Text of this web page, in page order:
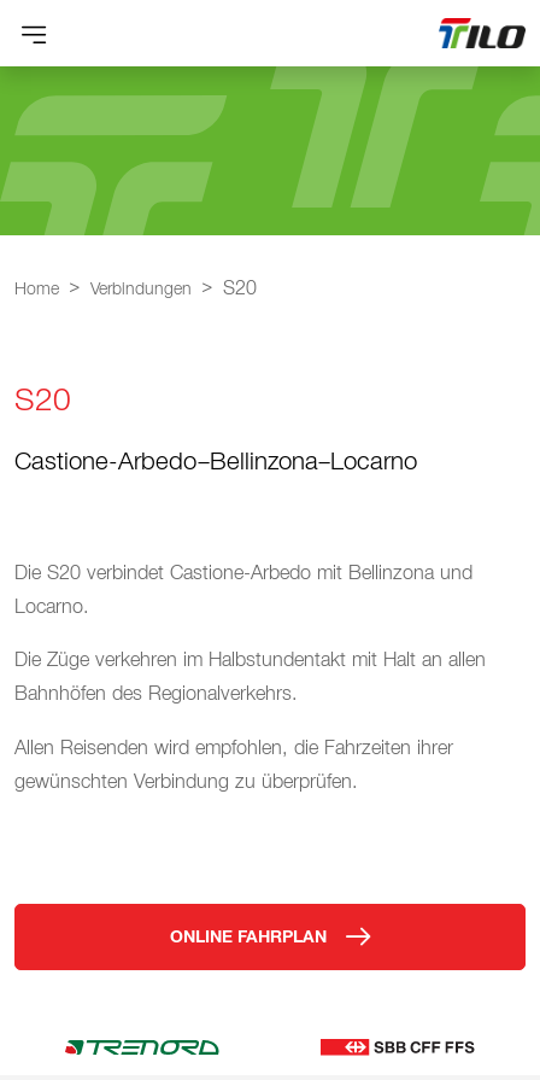
Home Verbindungen S20
S20
Castione-Arbedo–Bellinzona–Locarno
Die S20 verbindet Castione-Arbedo mit Bellinzona und
Locarno.
Die Züge verkehren im Halbstundentakt mit Halt an allen
Bahnhöfen des Regionalverkehrs.
Allen Reisenden wird empfohlen, die Fahrzeiten ihrer
gewünschten Verbindung zu überprüfen.
ONLINE FAHRPLAN